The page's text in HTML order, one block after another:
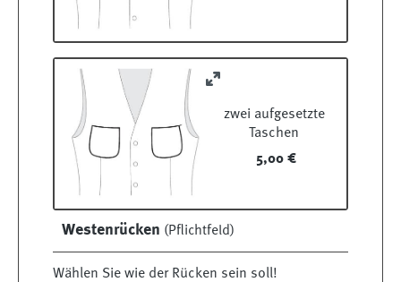
zwei aufgesetzte
Taschen
5,00 €
Westenrücken (Pflichtfeld)
Wählen Sie wie der Rücken sein soll!